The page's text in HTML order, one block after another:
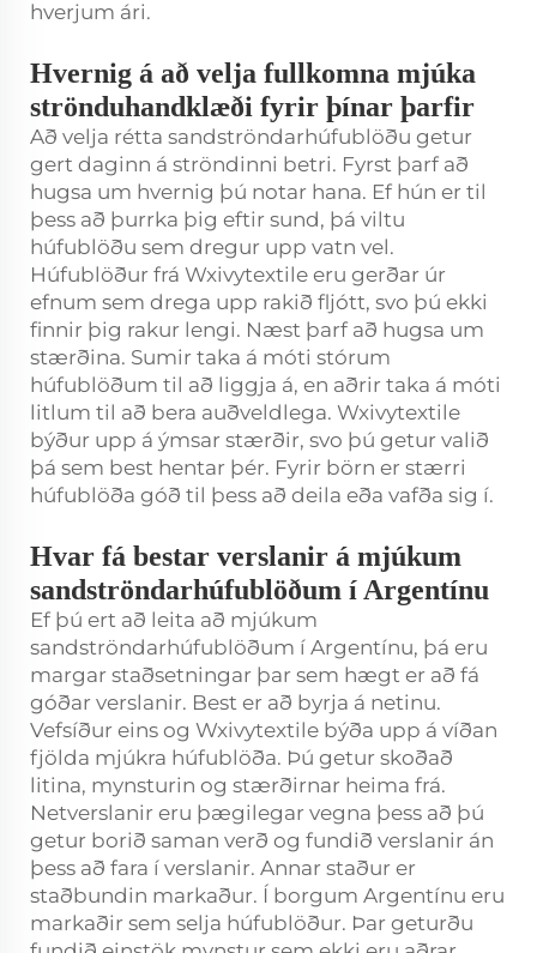
hverjum ári.
Hvernig á að velja fullkomna mjúka
strönduhandklæði fyrir þínar þarfir
Að velja rétta sandströndarhúfublöðu getur
gert daginn á ströndinni betri. Fyrst þarf að
hugsa um hvernig þú notar hana. Ef hún er til
þess að þurrka þig eftir sund, þá viltu
húfublöðu sem dregur upp vatn vel.
Húfublöður frá Wxivytextile eru gerðar úr
efnum sem drega upp rakið fljótt, svo þú ekki
finnir þig rakur lengi. Næst þarf að hugsa um
stærðina. Sumir taka á móti stórum
húfublöðum til að liggja á, en aðrir taka á móti
litlum til að bera auðveldlega. Wxivytextile
býður upp á ýmsar stærðir, svo þú getur valið
þá sem best hentar þér. Fyrir börn er stærri
húfublöða góð til þess að deila eða vafða sig í.
Hvar fá bestar verslanir á mjúkum
sandströndarhúfublöðum í Argentínu
Ef þú ert að leita að mjúkum
sandströndarhúfublöðum í Argentínu, þá eru
margar staðsetningar þar sem hægt er að fá
góðar verslanir. Best er að byrja á netinu.
Vefsíður eins og Wxivytextile býða upp á víðan
fjölda mjúkra húfublöða. Þú getur skoðað
litina, mynsturin og stærðirnar heima frá.
Netverslanir eru þægilegar vegna þess að þú
getur borið saman verð og fundið verslanir án
þess að fara í verslanir. Annar staður er
staðbundin markaður. Í borgum Argentínu eru
markaðir sem selja húfublöður. Þar geturðu